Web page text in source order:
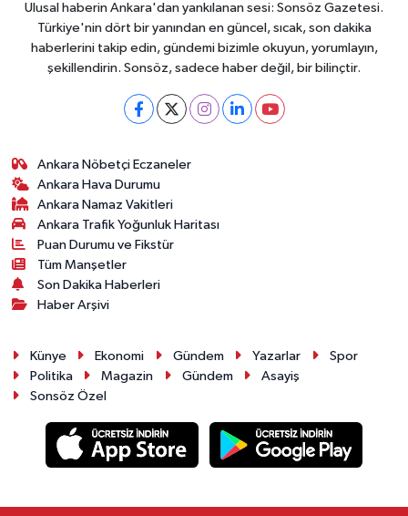
Ulusal haberin Ankara'dan yankılanan sesi: Sonsöz Gazetesi.
Türkiye'nin dört bir yanından en güncel, sıcak, son dakika
haberlerini takip edin, gündemi bizimle okuyun, yorumlayın,
şekillendirin. Sonsöz, sadece haber değil, bir bilinçtir.
Ankara Nöbetçi Eczaneler
Ankara Hava Durumu
Ankara Namaz Vakitleri
Ankara Trafik Yoğunluk Haritası
Puan Durumu ve Fikstür
Tüm Manşetler
Son Dakika Haberleri
Haber Arşivi
Künye Ekonomi Gündem Yazarlar
Spor
Politika
Magazin Gündem
Asayiş
Sonsöz Özel